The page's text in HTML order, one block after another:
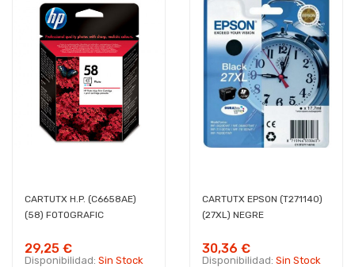
CARTUTX H.P. (C6658AE)
(58) FOTOGRAFIC
29,25 €
Disponibilidad: Sin Stock
CARTUTX EPSON (T271140)
(27XL) NEGRE
30,36 €
Disponibilidad: Sin Stock